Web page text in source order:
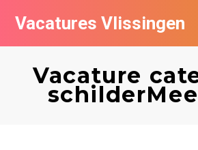
Vacatures Vlissingen
Vacature